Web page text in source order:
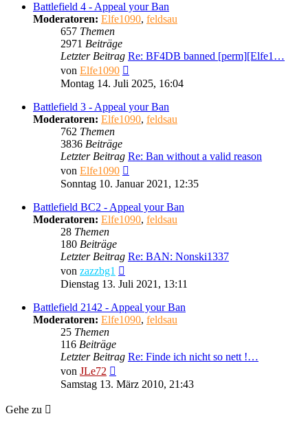
Battlefield 4 - Appeal your Ban
Moderatoren: Elfe1090, feldsau
657 Themen
2971 Beiträge
Letzter Beitrag Re: BF4DB banned [perm][Elfe1…
von Elfe1090
Beitrag
Montag 14. Juli 2025, 16:04
Battlefield 3 - Appeal your Ban
Moderatoren: Elfe1090, feldsau
762 Themen
3836 Beiträge
Letzter Beitrag Re: Ban without a valid reason
von Elfe1090
Beitrag
Sonntag 10. Januar 2021, 12:35
Battlefield BC2 - Appeal your Ban
Moderatoren: Elfe1090, feldsau
28 Themen
180 Beiträge
Letzter Beitrag Re: BAN: Nonski1337
von zazzbg1
Beitrag
Dienstag 13. Juli 2021, 13:11
Battlefield 2142 - Appeal your Ban
Moderatoren: Elfe1090, feldsau
25 Themen
116 Beiträge
Letzter Beitrag Re: Finde ich nicht so nett !…
von JLe72
Beitrag
Samstag 13. März 2010, 21:43
Gehe zu